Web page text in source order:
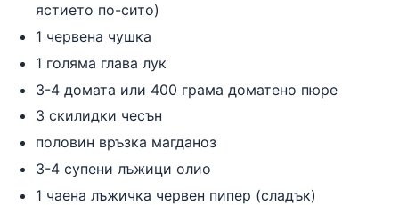
ястието по-сито)
1 червена чушка
1 голяма глава лук
3-4 домата или 400 грама доматено пюре
3 скилидки чесън
половин връзка магданоз
3-4 супени лъжици олио
1 чаена лъжичка червен пипер (сладък)